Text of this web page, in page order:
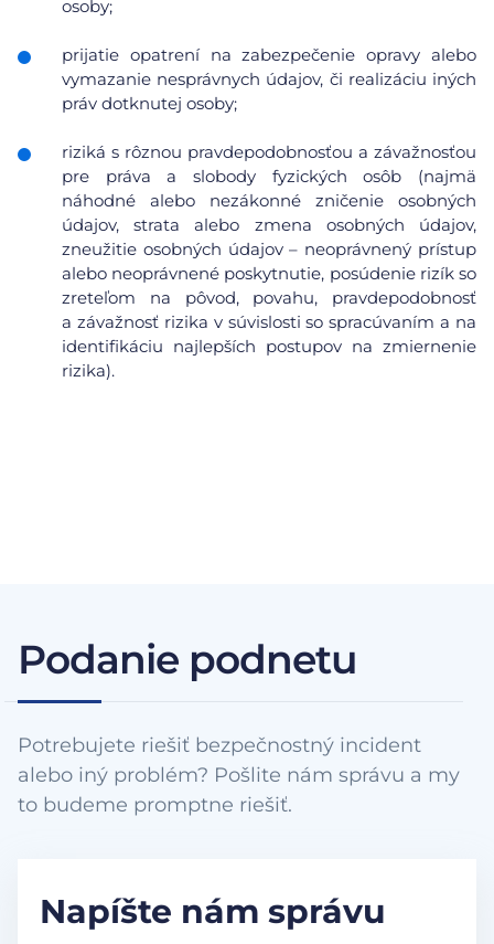
osoby;
prijatie opatrení na zabezpečenie opravy alebo
vymazanie nesprávnych údajov, či realizáciu iných
práv dotknutej osoby;
riziká s rôznou pravdepodobnosťou a závažnosťou
pre práva a slobody fyzických osôb (najmä
náhodné alebo nezákonné zničenie osobných
údajov, strata alebo zmena osobných údajov,
zneužitie osobných údajov – neoprávnený prístup
alebo neoprávnené poskytnutie, posúdenie rizík so
zreteľom na pôvod, povahu, pravdepodobnosť
a závažnosť rizika v súvislosti so spracúvaním a na
identifikáciu najlepších postupov na zmiernenie
rizika).
Podanie podnetu
Potrebujete riešiť bezpečnostný incident
alebo iný problém? Pošlite nám správu a my
to budeme promptne riešiť.
Napíšte nám správu